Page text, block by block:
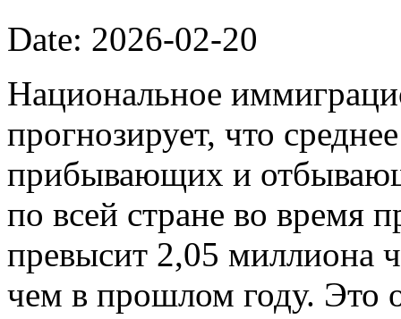
Date: 2026-02-20
Национальное
прогнозирует, что
прибывающих и
по всей стране во время
превысит 2,05 миллиона
чем в прошлом году. Это